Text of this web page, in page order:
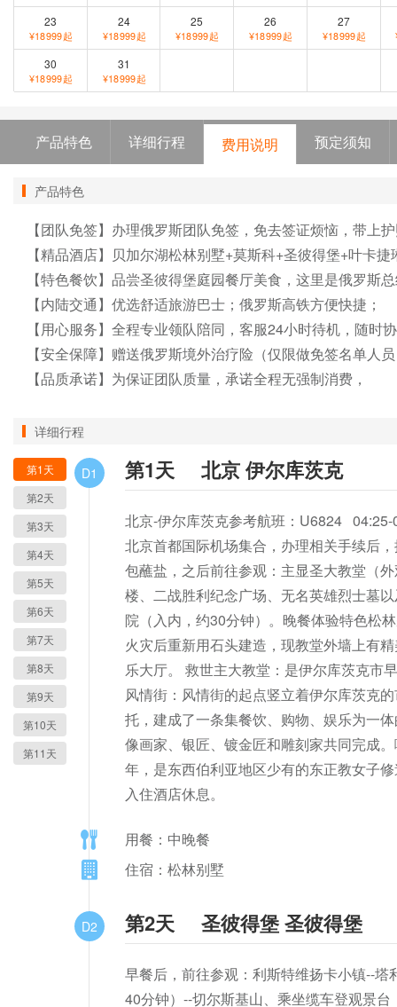
23
¥18999起
24
¥18999起
25
¥18999起
26
¥18999起
27
¥18999起
30
¥18999起
31
¥18999起
产品特色 详细行程 费用说明 预定须知
产品特色
【团队免签】办理俄罗斯团队免签，免去签证烦恼，带
【精品酒店】贝加尔湖松林别墅+莫斯科+圣彼得堡+叶卡
【特色餐饮】品尝圣彼得堡庭园餐厅美食，这里是俄罗斯
【内陆交通】优选舒适旅游巴士；俄罗斯高铁方便快捷；
【用心服务】全程专业领队陪同，客服24小时待机，随时
【安全保障】赠送俄罗斯境外治疗险（仅限做免签名单人
【品质承诺】为保证团队质量，承诺全程无强制消费，
详细行程
第1天
第2天
第3天
第4天
第5天
第6天
第7天
第8天
第9天
第10天
第11天
D1 第1天 北京 伊尔库茨克
北京-伊尔库茨克参考航班：U6824
北京首都国际机场集合，办理相关手续后
包蘸盐，之后前往参观：主显圣大教堂（
楼、二战胜利纪念广场、无名英雄烈士墓
院（入内，约30分钟）。晚餐体验特色松
火灾后重新用石头建造，现教堂外墙上有
乐大厅。 救世主大教堂：是伊尔库茨克市
风情街：风情街的起点竖立着伊尔库茨克
托，建成了一条集餐饮、购物、娱乐为一
像画家、银匠、镀金匠和雕刻家共同完成
年，是东西伯利亚地区少有的东正教女子
入住酒店休息。
用餐：中晚餐
住宿：松林别墅
D2 第2天 圣彼得堡 圣彼得堡
早餐后，前往参观：利斯特维扬卡小镇--
40分钟）--切尔斯基山、乘坐缆车登观景